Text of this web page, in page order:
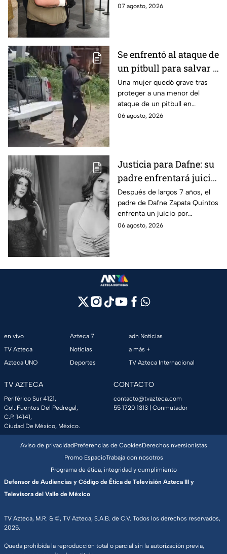
ataques en fraccionamientos
07 agosto, 2026
Se enfrentó al ataque de
un pitbull para salvar a
una menor; hoy lucha
por su vida en Zapopan
Una mujer quedó grave tras
proteger a una menor del
ataque de un pitbull en
Zapopan; la víctima sufrió
06 agosto, 2026
Justicia para Dafne: su
padre enfrentará juicio
por presunto abuso
cometido en 2019 en
Tamaulipas
Después de largos 7 años, el
padre de Dafne Zapata Quintos
enfrenta un juicio por
presuntamente abusar de la
06 agosto, 2026
en vivo
TV Azteca
Azteca UNO
Azteca 7
Noticias
Deportes
adn Noticias
a más +
TV Azteca Internacional
TV AZTECA
Periférico Sur 4121,
Col. Fuentes Del Pedregal,
C.P. 14141,
Ciudad De México, México.
CONTACTO
contacto@tvazteca.com
55 1720 1313 | Conmutador
TV Azteca, M.R. & ©, TV Azteca, S.A.B. de C.V. Todos los derechos reservados,
2025.
Queda prohibida la reproducción total o parcial sin la autorización previa,
Aviso de privacidadPreferencias de CookiesDerechosInversionistas
Promo EspacioTrabaja con nosotros
Programa de ética, integridad y cumplimiento
Defensor de Audiencias y Código de Ética de Televisión Azteca III y
Televisora del Valle de México